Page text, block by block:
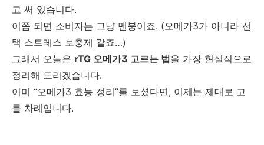
고 써 있습니다.
이쯤 되면 소비자는 그냥 멘붕이죠. (오메가3가 아니라 선
택 스트레스 보충제 같죠…)
그래서 오늘은 rTG 오메가3 고르는 법을 가장 현실적으로
정리해 드리겠습니다.
이미 “오메가3 효능 정리”를 보셨다면, 이제는 제대로 고
를 차례입니다.